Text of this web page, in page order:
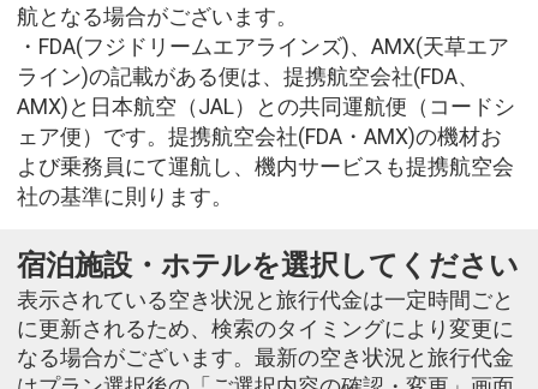
航となる場合がございます。
・FDA(フジドリームエアラインズ)、AMX(天草エア
ライン)の記載がある便は、提携航空会社(FDA、
AMX)と日本航空（JAL）との共同運航便（コードシ
ェア便）です。提携航空会社(FDA・AMX)の機材お
よび乗務員にて運航し、機内サービスも提携航空会
社の基準に則ります。
宿泊施設・ホテルを選択してください
表示されている空き状況と旅行代金は一定時間ごと
に更新されるため、検索のタイミングにより変更に
なる場合がございます。最新の空き状況と旅行代金